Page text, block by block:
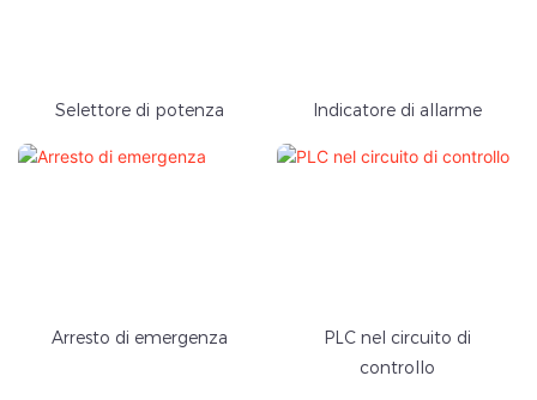
Selettore di potenza Indicatore di allarme
Arresto di emergenza
PLC nel circuito di
controllo